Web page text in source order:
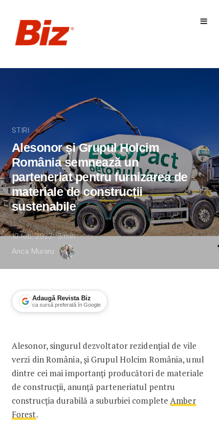
STIRI
Alesonor și Grupul Holcim
România semnează un
parteneriat pentru furnizarea de
materiale de construcții
sustenabile
10 feb. 2022 3min
Anca Muraru
Adaugă Revista Biz
ca sursă preferată în Google
Alesonor, singurul dezvoltator rezidențial de vile
verzi din România, și Grupul Holcim România, unul
dintre cei mai importanți producători de materiale
de construcții, anunță parteneriatul pentru
construcția durabilă a suburbiei completeAmber
Forest.